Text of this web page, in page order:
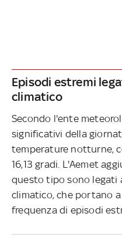
Episodi estremi
climatico
Secondo l'ente
significativi della
temperature notturne,
16,13 gradi. L'Aemet
questo tipo sono legati
climatico, che portano
frequenza di episodi